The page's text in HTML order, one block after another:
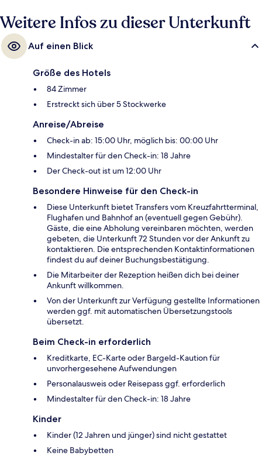
bzw. 3 Minuten (Straßenbahnhaltestelle Rua da Conceição (28E)).
Weitere Infos zu dieser Unterkunft
Auf einen Blick
Größe des Hotels
84 Zimmer
Erstreckt sich über 5 Stockwerke
Anreise/Abreise
Check-in ab: 15:00 Uhr, möglich bis: 00:00 Uhr
Mindestalter für den Check-in: 18 Jahre
Der Check-out ist um 12:00 Uhr
Besondere Hinweise für den Check-in
Diese Unterkunft bietet Transfers vom Kreuzfahrtterminal,
Flughafen und Bahnhof an (eventuell gegen Gebühr).
Gäste, die eine Abholung vereinbaren möchten, werden
gebeten, die Unterkunft 72 Stunden vor der Ankunft zu
kontaktieren. Die entsprechenden Kontaktinformationen
findest du auf deiner Buchungsbestätigung.
Die Mitarbeiter der Rezeption heißen dich bei deiner
Ankunft willkommen.
Von der Unterkunft zur Verfügung gestellte Informationen
werden ggf. mit automatischen Übersetzungstools
übersetzt.
Beim Check-in erforderlich
Kreditkarte, EC-Karte oder Bargeld-Kaution für
unvorhergesehene Aufwendungen
Personalausweis oder Reisepass ggf. erforderlich
Mindestalter für den Check-in: 18 Jahre
Kinder
Kinder (12 Jahren und jünger) sind nicht gestattet
Keine Babybetten